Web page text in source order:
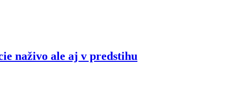
naživo ale aj v predstihu